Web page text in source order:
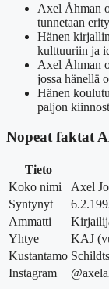
Axel Åhman
tunnetaan
Hänen
kulttuuriin ja
Axel Åhman
jossa hänellä
Hänen
paljon
Nopeat faktat
Tieto
Koko nimi
Axel
Syntynyt
Ammatti
Yhtye
KAJ
Kustantamo
Instagram